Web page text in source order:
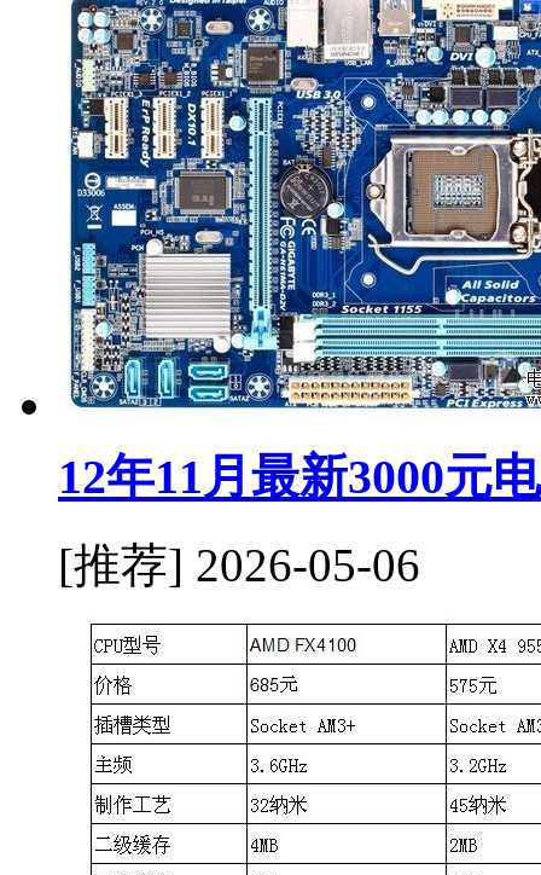
12年11月最新3000元
[推荐] 2026-05-06